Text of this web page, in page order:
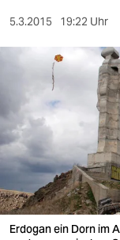
sport
berlin
nord
wahrheit
verlag
verlag
veranstaltungen
5.3.2015 19:22 Uhr
Erdogan ein Dorn im